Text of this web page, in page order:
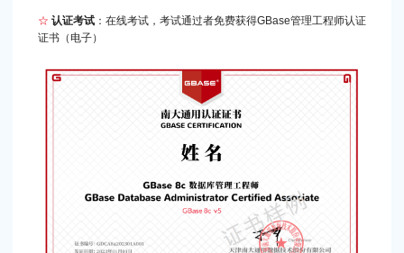
☆ 认证考试 ：在线考试，考试通过者免费获得GBase管理工程师认证
证书（电子）